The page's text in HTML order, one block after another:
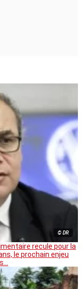
© DR
recule pour la
le prochain enjeu